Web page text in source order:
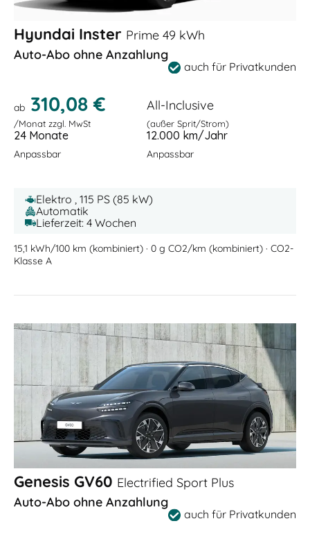
Hyundai Inster Prime 49 kWh
Auto-Abo ohne Anzahlung
auch für Privatkunden
ab 310,08 €
/Monat zzgl. MwSt
All-Inclusive
(außer Sprit/Strom)
24 Monate
Anpassbar
12.000 km/Jahr
Anpassbar
Elektro , 115 PS (85 kW)
Automatik
Lieferzeit: 4 Wochen
15,1 kWh/100 km (kombiniert) · 0 g CO2/km (kombiniert) · CO2-
Klasse A
Genesis GV60 Electrified Sport Plus
Auto-Abo ohne Anzahlung
auch für Privatkunden